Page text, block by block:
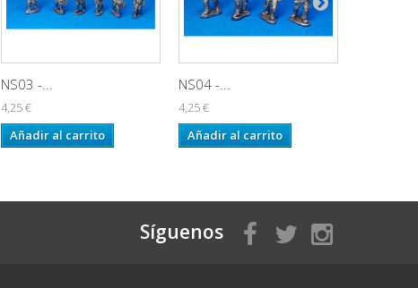
NS03 -...
4,25 €
Añadir al carrito
NS04 -...
4,25 €
Añadir al carrito
Síguenos